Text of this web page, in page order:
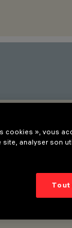
cookies », vous
site, analyser son
Tout